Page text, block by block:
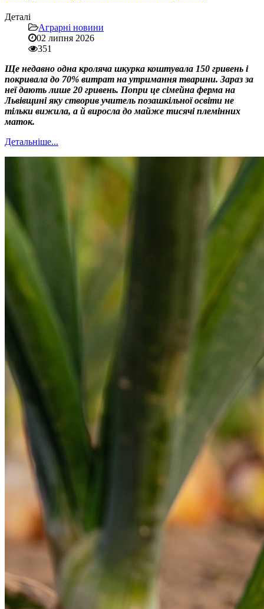
Деталі
Аграрні новини
02 липня 2026
351
Ще недавно одна кроляча шкурка коштувала 150 гривень і
покривала до 70% витрат на утримання тварини. Зараз за
неї дають лише 20 гривень. Попри це сімейна ферма на
Львівщині яку створив учитель позашкільної освіти не
тільки вижила, а й виросла до майже тисячі племінних
маток.
Детальніше...